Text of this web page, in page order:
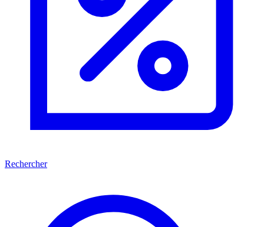
Rechercher